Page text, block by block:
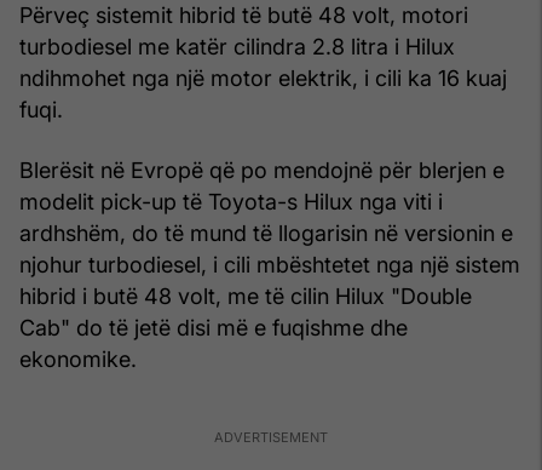
Përveç sistemit hibrid të butë 48 volt, motori
turbodiesel me katër cilindra 2.8 litra i Hilux
ndihmohet nga një motor elektrik, i cili ka 16 kuaj
fuqi.
Blerësit në Evropë që po mendojnë për blerjen e
modelit pick-up të Toyota-s Hilux nga viti i
ardhshëm, do të mund të llogarisin në versionin e
njohur turbodiesel, i cili mbështetet nga një sistem
hibrid i butë 48 volt, me të cilin Hilux "Double
Cab" do të jetë disi më e fuqishme dhe
ekonomike.